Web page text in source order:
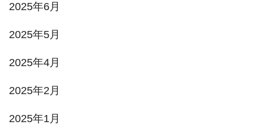
2025年6月
2025年5月
2025年4月
2025年2月
2025年1月